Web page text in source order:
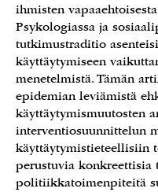
ihmisten
Psykologiassa ja
tutkimustraditio
käyttäytymiseen
menetelmistä. Tämän
epidemian leviämistä
käyttäytymismuutosten
interventiosuunnittelun
käyttäytymistieteellisiin
perustuvia konkreettisia
politiikkatoimenpiteitä